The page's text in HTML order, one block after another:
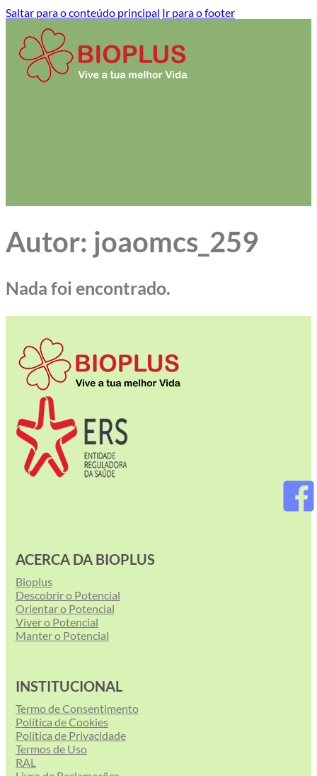
Saltar para o conteúdo principal Ir para o footer
Autor: joaomcs_259
Nada foi encontrado.
ACERCA DA BIOPLUS
Bioplus
Descobrir o Potencial
Orientar o Potencial
Viver o Potencial
Manter o Potencial
INSTITUCIONAL
Termo de Consentimento
Política de Cookies
Política de Privacidade
Termos de Uso
RAL